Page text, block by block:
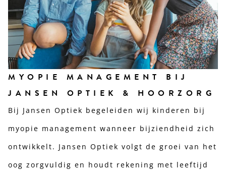
MYOPIE MANAGEMENT BIJ
JANSEN OPTIEK & HOORZORG
Bij Jansen Optiek begeleiden wij kinderen bij
myopie management wanneer bijziendheid zich
ontwikkelt. Jansen Optiek volgt de groei van het
oog zorgvuldig en houdt rekening met leeftijd